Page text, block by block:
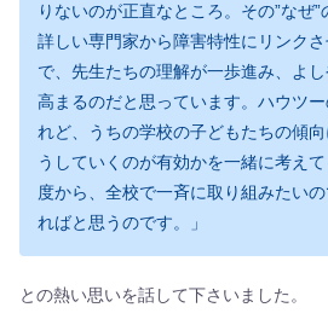
りないのが正直なところ。その”なぜ
詳しい専門家から障害特性にリンク
で、先生たちの理解が一歩進み、よ
高まるのだと思っています。ハウツ
れど、うちの学校の子どもたちの傾
うしていくのが有効かを一緒に考え
度から、全校で一斉に取り組みたい
ればと思うのです。」
との熱い思いを話して下さいました。